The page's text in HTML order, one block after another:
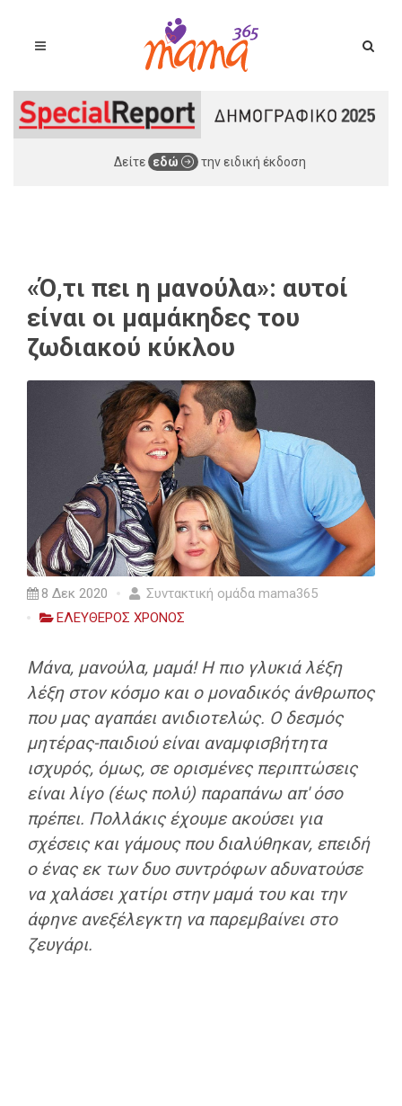
Δείτε εδώ την ειδική έκδοση
«Ό,τι πει η μανούλα»: αυτοί
είναι οι μαμάκηδες του
ζωδιακού κύκλου
8 Δεκ 2020
Συντακτική ομάδα mama365
ΕΛΕΥΘΕΡΟΣ ΧΡΟΝΟΣ
Μάνα, μανούλα, μαμά! Η πιο γλυκιά λέξη
λέξη στον κόσμο και ο μοναδικός άνθρωπος
που μας αγαπάει ανιδιοτελώς. Ο δεσμός
μητέρας-παιδιού είναι αναμφισβήτητα
ισχυρός, όμως, σε ορισμένες περιπτώσεις
είναι λίγο (έως πολύ) παραπάνω απ' όσο
πρέπει. Πολλάκις έχουμε ακούσει για
σχέσεις και γάμους που διαλύθηκαν, επειδή
ο ένας εκ των δυο συντρόφων αδυνατούσε
να χαλάσει χατίρι στην μαμά του και την
άφηνε ανεξέλεγκτη να παρεμβαίνει στο
ζευγάρι.